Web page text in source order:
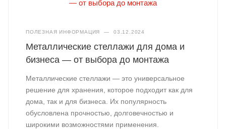
ПОЛЕЗНАЯ ИНФОРМАЦИЯ — 03.12.2024
Металлические стеллажи для дома и
бизнеса — от выбора до монтажа
Металлические стеллажи — это универсальное
решение для хранения, которое подходит как для
дома, так и для бизнеса. Их популярность
обусловлена прочностью, долговечностью и
широкими возможностями применения.